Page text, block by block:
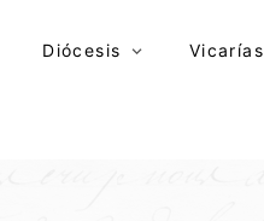
Diócesis Vicarías